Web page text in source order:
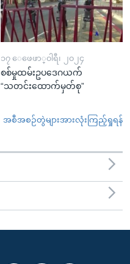
၁၇ ေဖေဖာ္၀ါရီ၊ ၂၀၂၄
စစ်မှုထမ်းဥပဒေဂယက်
“သတင်းထောက်မှတ်စု”
အစီအစဉ်တွဲများအားလုံးကြည့်ရှုရန်